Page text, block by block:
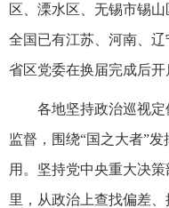
区、溧水区、无锡市锡
全国已有江苏、河南、
省区党委在换届完成后开
各地坚持政治巡视
监督，围绕“国之大者”
用。坚持党中央重大决
里，从政治上查找偏差